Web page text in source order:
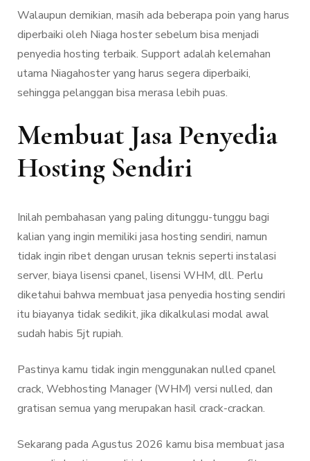
Walaupun demikian, masih ada beberapa poin yang harus
diperbaiki oleh Niaga hoster sebelum bisa menjadi
penyedia hosting terbaik. Support adalah kelemahan
utama Niagahoster yang harus segera diperbaiki,
sehingga pelanggan bisa merasa lebih puas.
Membuat Jasa Penyedia
Hosting Sendiri
Inilah pembahasan yang paling ditunggu-tunggu bagi
kalian yang ingin memiliki jasa hosting sendiri, namun
tidak ingin ribet dengan urusan teknis seperti instalasi
server, biaya lisensi cpanel, lisensi WHM, dll. Perlu
diketahui bahwa membuat jasa penyedia hosting sendiri
itu biayanya tidak sedikit, jika dikalkulasi modal awal
sudah habis 5jt rupiah.
Pastinya kamu tidak ingin menggunakan nulled cpanel
crack, Webhosting Manager (WHM) versi nulled, dan
gratisan semua yang merupakan hasil crack-crackan.
Sekarang pada Agustus 2026 kamu bisa membuat jasa